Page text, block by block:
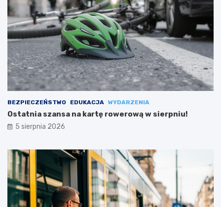
BEZPIECZEŃSTWO EDUKACJA WYDARZENIA
Ostatnia szansa na kartę rowerową w sierpniu!
5 sierpnia 2026